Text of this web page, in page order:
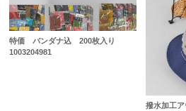
特価 バンダナ込 200枚入り
1003204981
撥水加工